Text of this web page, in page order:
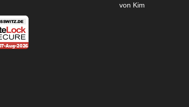
Bewertet
von Kim